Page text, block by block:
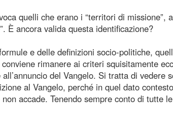
quelli che erano i “territori di missione”,
È ancora valida questa identificazione?
e delle definizioni socio-politiche,
rimanere ai criteri squisitamente
del Vangelo. Si tratta di vedere
al Vangelo, perché in quel dato
accade. Tenendo sempre conto di tutte